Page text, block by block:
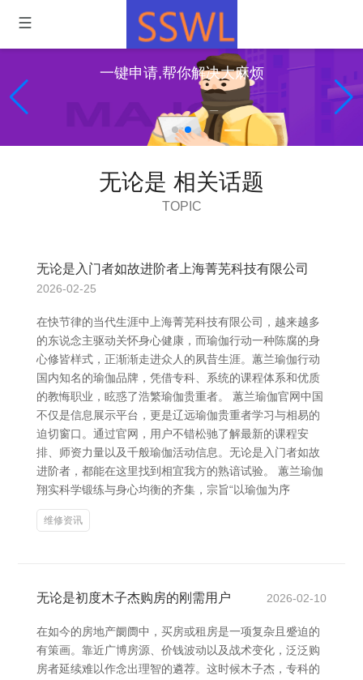
一键申请,帮你解决大麻烦
无论是 相关话题
TOPIC
无论是入门者如故进阶者上海菁芜科技有限公司
2026-02-25
在快节律的当代生涯中上海菁芜科技有限公司，越来越多
的东说念主驱动关怀身心健康，而瑜伽行动一种陈腐的身
心修皆样式，正渐渐走进众人的夙昔生涯。蕙兰瑜伽行动
国内知名的瑜伽品牌，凭借专科、系统的课程体系和优质
的教悔职业，眩惑了浩繁瑜伽贵重者。 蕙兰瑜伽官网中国
不仅是信息展示平台，更是辽远瑜伽贵重者学习与相易的
迫切窗口。通过官网，用户不错松驰了解最新的课程安
排、师资力量以及千般瑜伽活动信息。无论是入门者如故
进阶者，都能在这里找到相宜我方的熟谙试验。 蕙兰瑜伽
翔实科学锻练与身心均衡的齐集，宗旨“以瑜伽为序
维修资讯
无论是初度木子杰购房的刚需用户 2026-02-10
在如今的房地产阛阓中，买房或租房是一项复杂且蹙迫的
有策画。靠近广博房源、价钱波动以及战术变化，泛泛购
房者延续难以作念出理智的遴荐。这时候木子杰，专科的